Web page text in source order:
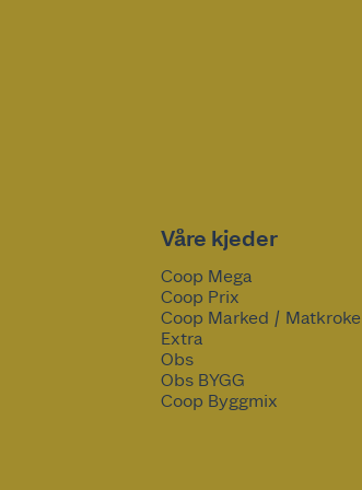
Våre kjeder
Coop Mega
Coop Prix
Coop Marked /
Extra
Obs
Obs BYGG
Coop Byggmix